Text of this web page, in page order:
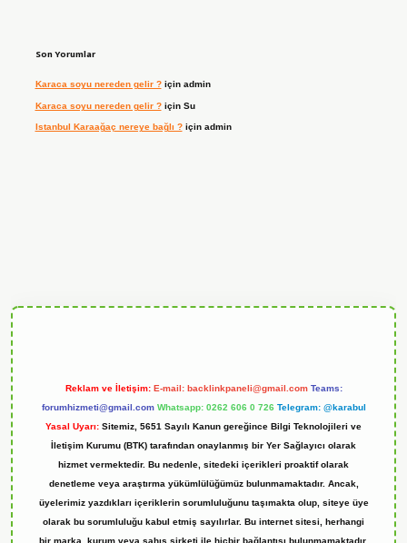
Son Yorumlar
Karaca soyu nereden gelir ?için admin
Karaca soyu nereden gelir ?için Su
Istanbul Karaağaç nereye bağlı ?için admin
Reklam ve İletişim: E-mail: backlinkpaneli@gmail.com Teams:
forumhizmeti@gmail.com Whatsapp: 0262 606 0 726 Telegram: @karabul
Yasal Uyarı: Sitemiz, 5651 Sayılı Kanun gereğince Bilgi Teknolojileri ve
İletişim Kurumu (BTK) tarafından onaylanmış bir Yer Sağlayıcı olarak
hizmet vermektedir. Bu nedenle, sitedeki içerikleri proaktif olarak
denetleme veya araştırma yükümlülüğümüz bulunmamaktadır. Ancak,
üyelerimiz yazdıkları içeriklerin sorumluluğunu taşımakta olup, siteye üye
olarak bu sorumluluğu kabul etmiş sayılırlar. Bu internet sitesi, herhangi
bir marka, kurum veya şahıs şirketi ile hiçbir bağlantısı bulunmamaktadır.